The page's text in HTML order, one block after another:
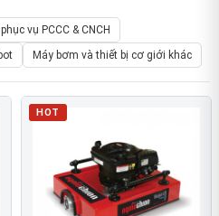
vụ PCCC & CNCH
Máy bơm và thiết bị cơ giới khác
HOT